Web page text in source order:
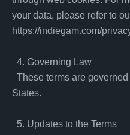
your data, please refer to
https://indiegam.com/
States.